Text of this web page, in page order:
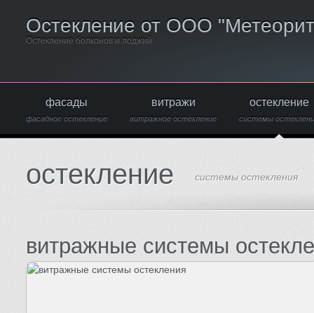
Остекление от ООО
Остекление болконов и лоджий
фасады
фасадное остекление
витражи
витражное остекление
остекление
системы
остекление системы остекления
витражные системы